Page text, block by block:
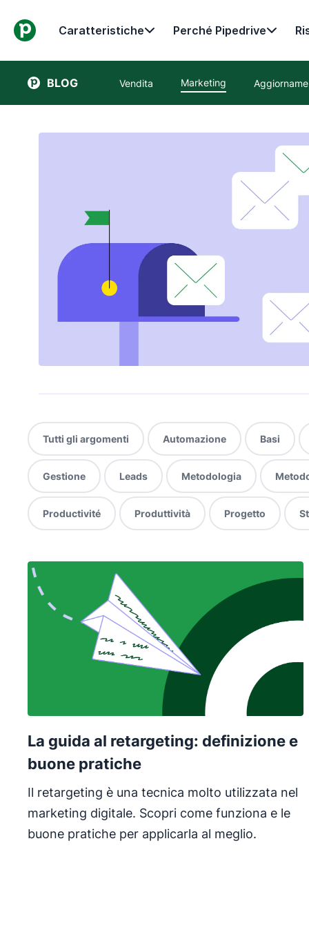
Caratteristiche Perché Pipedrive
BLOG Vendita Marketing
Tutti gli argomenti Automazione Basi
Gestione Leads Metodologia
Productivité Produttività Progetto
La guida al retargeting: definizione e
buone pratiche
Il retargeting è una tecnica molto utilizzata nel
marketing digitale. Scopri come funziona e le
buone pratiche per applicarla al meglio.